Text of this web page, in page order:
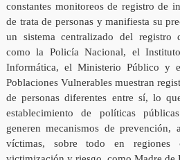
constantes monitoreos de registro de
de trata de personas y manifiesta su
un sistema centralizado del registro
como la Policía Nacional, el
Informática, el Ministerio Público y
Poblaciones Vulnerables muestran
de personas diferentes entre sí, lo
establecimiento de políticas
generen mecanismos de
víctimas, sobre todo en regiones